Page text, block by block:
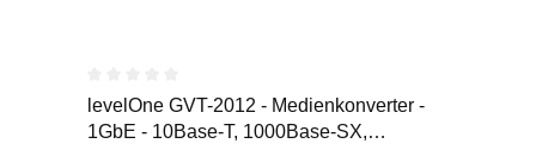
Durchschnittliche Bewertung von 0 von 5 Sternen
levelOne GVT-2012 - Medienkonverter -
1GbE - 10Base-T, 1000Base-SX,